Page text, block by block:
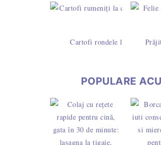
Cartofi rondele la cuptor cu
POPULARE